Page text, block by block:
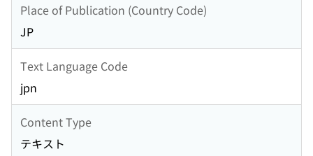
Place of Publication (Country Code)
JP
Text Language Code
jpn
Content Type
テキスト